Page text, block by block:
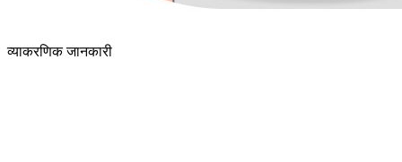
व्याकरणिक जानकारी